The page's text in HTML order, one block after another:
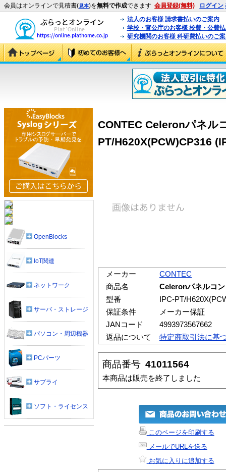
会員はオンラインで見積書(見本)を無料で作成できます 会員登録(無料) ログイン
法人のお客様 請求書払いのご案内
学校・官公庁のお客様 校費・公費
研究機関のお客様 科研費払いのご
CONTEC Celeronパネル
PT/H620X(PCW)CP316
メーカー
CONTEC
商品名
Celeronパネルコ
型番
IPC-PT/
保証条件
メーカー保証
JANコード
4993973567662
返品について
特定商取引法に基
商品番号 41011564
本商品は販売を終了しました
このページを印刷する
メールでURLを送る
お気に入りに追加する
OpenBlocks
IoT関連
ネットワーク
サーバ・ストレージ
パソコン・周辺機器
PCパーツ
サプライ
ソフト・ライセンス